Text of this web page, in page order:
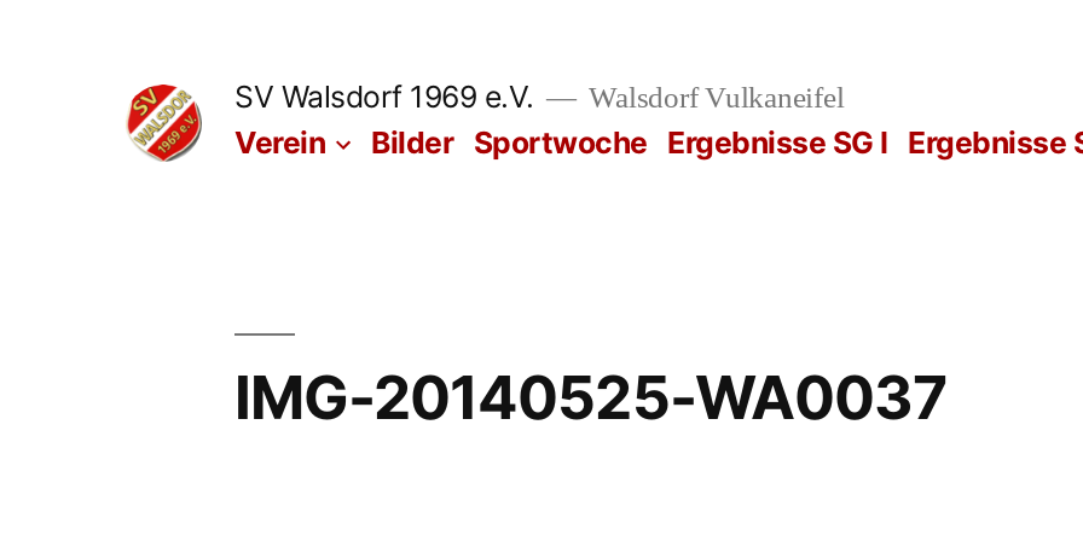
SV Walsdorf 1969 e.V. Walsdorf Vulkaneifel
Verein Bilder Sportwoche Ergebnisse SG I Ergebnisse
IMG-20140525-WA0037